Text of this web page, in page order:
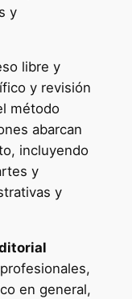
y
libre y
y revisión
método
abarcan
incluyendo
y
y
en general,